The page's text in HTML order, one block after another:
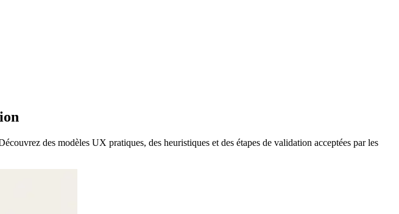
des modèles UX pratiques, des heuristiques et des étapes de validation acceptées par les